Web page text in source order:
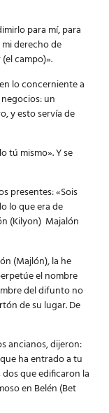
para mí, para
derecho de
campo)».
lo concerniente a
un
y esto servía de
tú mismo». Y se
presentes: «Sois
lo que era de
(Kilyon) Majalón
(Majlón), la he
el nombre
del difunto no
de su lugar. De
ancianos, dijeron:
ha entrado a tu
dos que edificaron la
en Belén (Bet